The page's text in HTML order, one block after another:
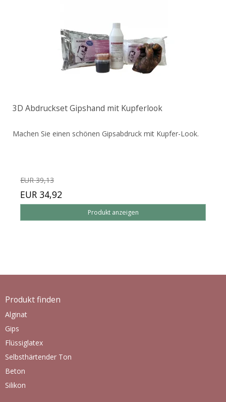
3D Abdruckset Gipshand mit Kupferlook
Machen Sie einen schönen Gipsabdruck mit Kupfer-Look.
EUR 39,13
EUR 34,92
Produkt anzeigen
Produkt finden
Alginat
Gips
Flüssiglatex
Selbsthärtender Ton
Beton
Silikon